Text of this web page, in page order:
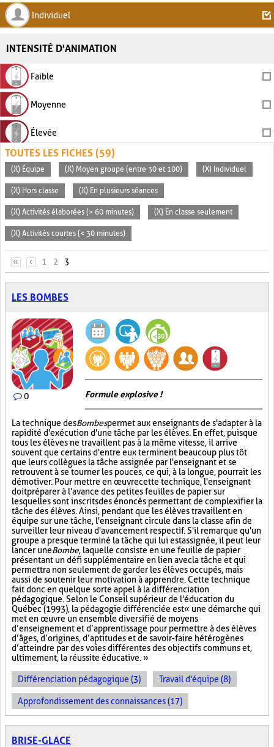
Individuel
INTENSITÉ D'ANIMATION
Faible
Moyenne
Élevée
TOUTES LES FICHES (59)
(X) Équipe (X) Moyen groupe (entre 30 et 100) (X) Individuel
(X) Hors classe (X) En plusieurs séances
(X) Activités élaborées (> 60 minutes) (X) En classe seulement
(X) Activités courtes (< 30 minutes)
PAGES
« ‹ 1 2 3
LES BOMBES
0 Formule explosive !
La technique desBombespermet aux enseignants de s'adapter à la
rapidité d'exécution d'une tâche par les élèves. En effet, puisque
tous les élèves ne travaillent pas à la même vitesse, il arrive
souvent que certains d'entre eux terminent beaucoup plus tôt
que leurs collègues la tâche assignée par l'enseignant et se
retrouvent à se tourner les pouces, ce qui, à la longue, pourrait les
démotiver. Pour mettre en œuvre cette technique, l'enseignant
doit préparer à l'avance des petites feuilles de papier sur
lesquelles sont inscrits des énoncés permettant de complexifier la
tâche des élèves. Ainsi, pendant que les élèves travaillent en
équipe sur une tâche, l'enseignant circule dans la classe afin de
surveiller leur niveau d'avancement respectif. S'il remarque qu'un
groupe a presque terminé la tâche qui lui est assignée, il peut leur
lancer uneBombe, laquelle consiste en une feuille de papier
présentant un défi supplémentaire en lien avec la tâche et qui
permettra non seulement de garder les élèves occupés, mais
aussi de soutenir leur motivation à apprendre. Cette technique
fait donc en quelque sorte appel à la différenciation
pédagogique. Selon le Conseil supérieur de l'éducation du
Québec (1993), la pédagogie différenciée est « une démarche qui
met en œuvre un ensemble diversifié de moyens
d’enseignement et d’apprentissage pour permettre à des élèves
d’âges, d’origines, d’aptitudes et de savoir-faire hétérogènes
d’atteindre par des voies différentes des objectifs communs et,
ultimement, la réussite éducative. »
Différenciation pédagogique (3) Travail d'équipe (8)
Approfondissement des connaissances (17)
BRISE-GLACE